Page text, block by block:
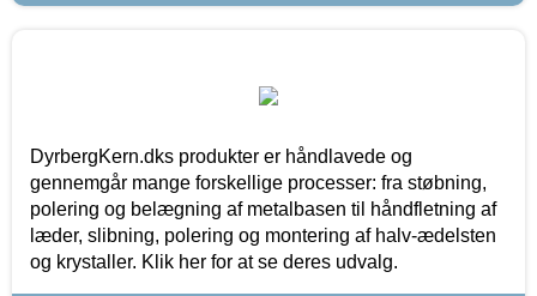
DyrbergKern.dks produkter er håndlavede og
gennemgår mange forskellige processer: fra støbning,
polering og belægning af metalbasen til håndfletning af
læder, slibning, polering og montering af halv-ædelsten
og krystaller. Klik her for at se deres udvalg.